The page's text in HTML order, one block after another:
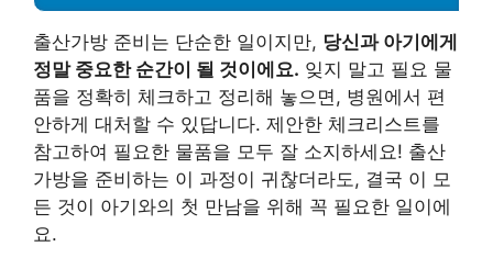
출산가방 준비는 단순한 일이지만, 당신과 아기에게
정말 중요한 순간이 될 것이에요. 잊지 말고 필요 물
품을 정확히 체크하고 정리해 놓으면, 병원에서 편
안하게 대처할 수 있답니다. 제안한 체크리스트를
참고하여 필요한 물품을 모두 잘 소지하세요! 출산
가방을 준비하는 이 과정이 귀찮더라도, 결국 이 모
든 것이 아기와의 첫 만남을 위해 꼭 필요한 일이에
요.